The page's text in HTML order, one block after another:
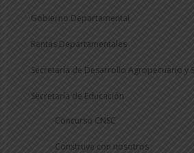
Gobierno Departamental
Rentas Departamentales
Secretaría de Desarrollo Agropecuario y
Secretaría de Educación
Concurso CNSC
Construye con nosotros